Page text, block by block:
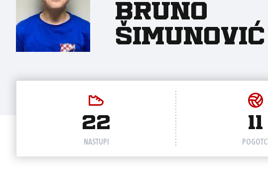
Bruno
Šimunović
22
NASTUPI
11
POGOTCI